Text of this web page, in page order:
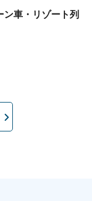
⾞・リゾート列